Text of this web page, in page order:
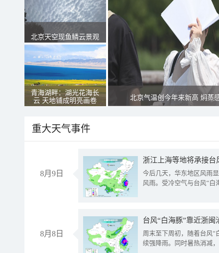
北京天空现鱼鳞云景观
青海湖畔：湖光花海长
云 天地铺成明亮画卷
北京气温创今年来新高 焖蒸
重大天气事件
8月9日
浙江上海等地将承接台
今后几天，华东地区风雨
风雨。受冷空气与台风“白
8月8日
台风“白海豚”靠近浙
周末至下周初，随着台风“
续强降雨。同时暑热消减